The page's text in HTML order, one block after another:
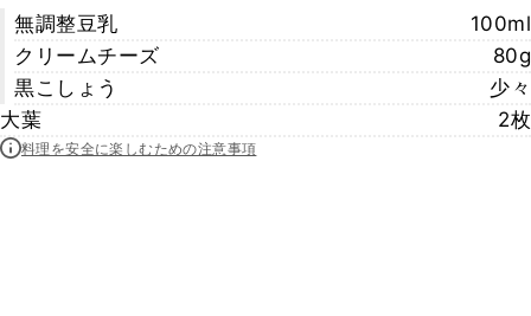
無調整豆乳
100ml
クリームチーズ
80g
黒こしょう
少々
大葉
2枚
料理を安全に楽しむための注意事項